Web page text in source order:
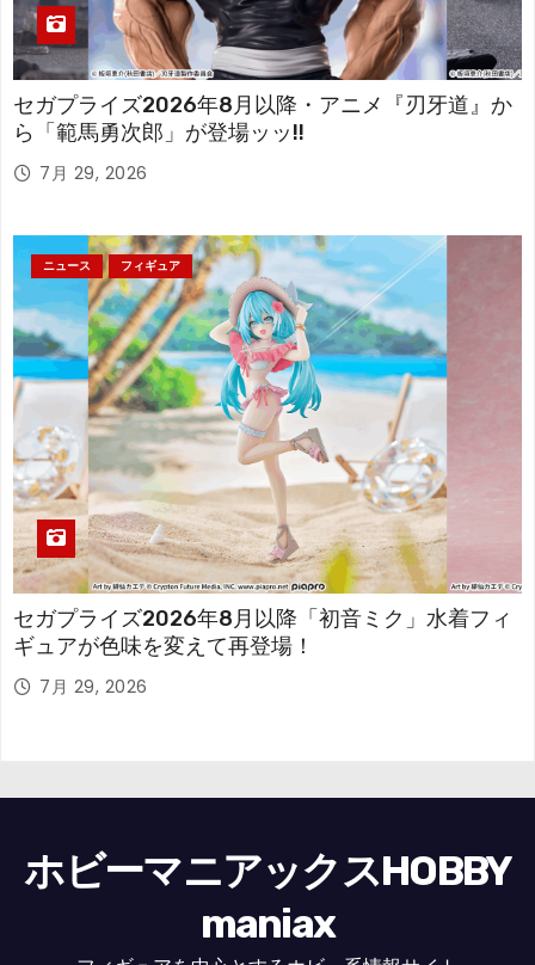
セガプライズ2026年8月以降・アニメ『刃牙道』か
ら「範馬勇次郎」が登場ッッ!!
7月 29, 2026
ニュース フィギュア
セガプライズ2026年8月以降「初音ミク」水着フィ
ギュアが色味を変えて再登場！
7月 29, 2026
ホビーマニアックスHOBBY
maniax